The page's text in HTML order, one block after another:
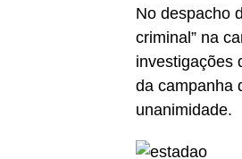
No despacho
criminal” na
investigações
da campanha
unanimidade.